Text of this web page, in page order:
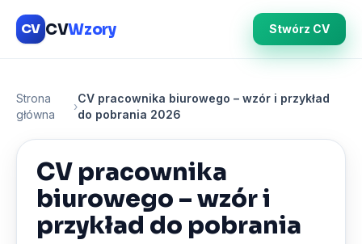
CV CVWzory Stwórz CV
Strona
główna
›
CV pracownika biurowego – wzór i przykład
do pobrania 2026
CV pracownika
biurowego – wzór i
przykład do pobrania